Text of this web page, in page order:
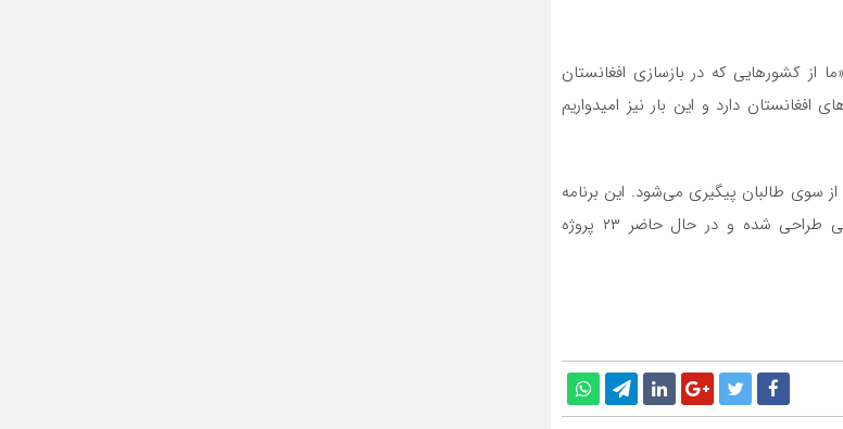
از کشورهایی که در بازسازی افغانستان
دارد و این بار نیز امیدواریم
سوی طالبان پیگیری می‌شود. این برنامه
با هدف اتصال مناطق دورافتاده، تسهیل در انتقال کالا و ایجاد اشتغال محلی طراحی شده و در حال حاضر ۲۳ پروژه